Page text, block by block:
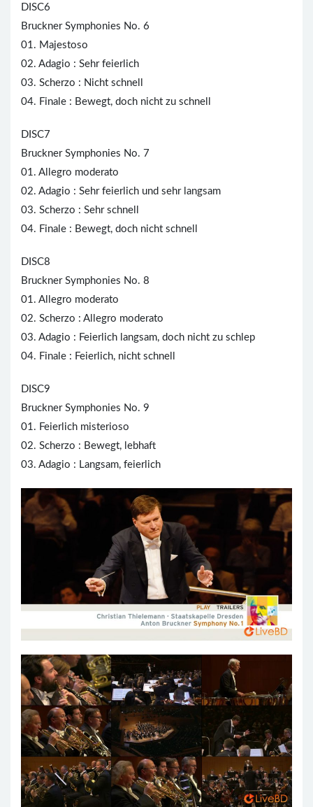
DISC6
Bruckner Symphonies No. 6
01. Majestoso
02. Adagio : Sehr feierlich
03. Scherzo : Nicht schnell
04. Finale : Bewegt, doch nicht zu schnell
DISC7
Bruckner Symphonies No. 7
01. Allegro moderato
02. Adagio : Sehr feierlich und sehr langsam
03. Scherzo : Sehr schnell
04. Finale : Bewegt, doch nicht schnell
DISC8
Bruckner Symphonies No. 8
01. Allegro moderato
02. Scherzo : Allegro moderato
03. Adagio : Feierlich langsam, doch nicht zu schlep
04. Finale : Feierlich, nicht schnell
DISC9
Bruckner Symphonies No. 9
01. Feierlich misterioso
02. Scherzo : Bewegt, lebhaft
03. Adagio : Langsam, feierlich